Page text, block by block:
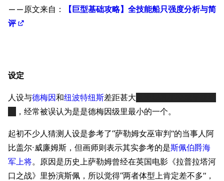
——原文来自：
【巨型基础攻略】全技能船只强度分析与简
评
设定
人设与德梅因和纽波特纽斯差距甚大
，经常被误认为是是德梅因级里最小的一个。
起初不少人猜测人设是参考了“萨勒姆女巫审判”的当事人阿
比盖尔·威廉姆斯，但画师则表示其实参考的是斯佩伯爵海
军上将。原因是历史上萨勒姆曾经在英国电影《拉普拉塔河
口之战》里扮演斯佩，所以觉得“两者体型上肯定差不多”，